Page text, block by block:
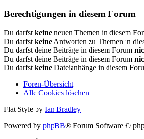
Berechtigungen in diesem Forum
Du darfst keine neuen Themen in diesem
Du darfst keine Antworten zu Themen in
Du darfst deine Beiträge in diesem Forum
Du darfst deine Beiträge in diesem Forum
Du darfst keine Dateianhänge in diesem
Foren-Übersicht
Alle Cookies löschen
Flat Style by Ian Bradley
Powered by phpBB® Forum Software ©